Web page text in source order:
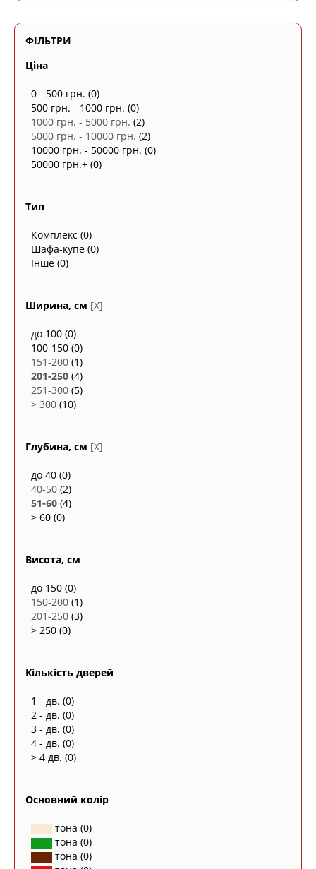
ФІЛЬТРИ
Ціна
0 - 500 грн. (0)
500 грн. - 1000 грн. (0)
1000 грн. - 5000 грн. (2)
5000 грн. - 10000 грн. (2)
10000 грн. - 50000 грн. (0)
50000 грн.+ (0)
Тип
Комплекс (0)
Шафа-купе (0)
Інше (0)
Ширина, см [X]
до 100 (0)
100-150 (0)
151-200 (1)
201-250 (4)
251-300 (5)
> 300 (10)
Глубина, см [X]
до 40 (0)
40-50 (2)
51-60 (4)
> 60 (0)
Висота, см
до 150 (0)
150-200 (1)
201-250 (3)
> 250 (0)
Кількість дверей
1 - дв. (0)
2 - дв. (0)
3 - дв. (0)
4 - дв. (0)
> 4 дв. (0)
Основний колір
тона (0)
тона (0)
тона (0)